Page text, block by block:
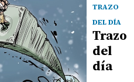
TRAZO
DEL DÍA
Trazo
del
día